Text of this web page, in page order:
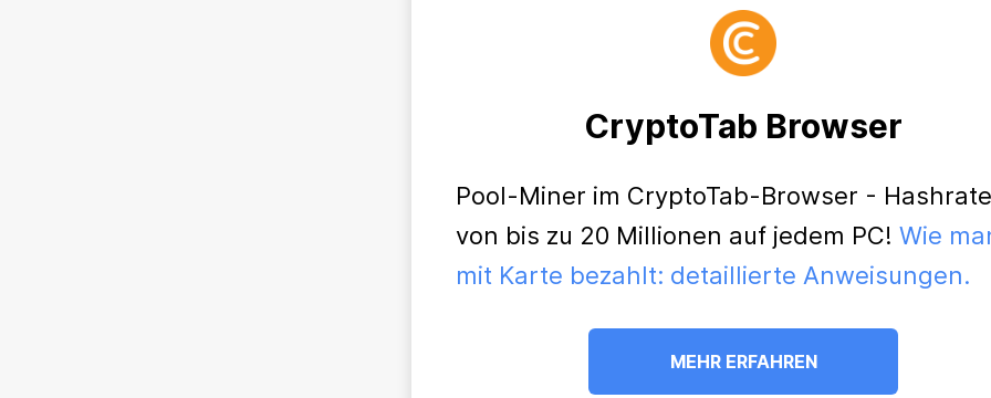
CryptoTab Browser
Pool-Miner im CryptoTab-Browser - Hashrate
von bis zu 20 Millionen auf jedem PC! Wie
mit Karte bezahlt: detaillierte Anweisungen.
MEHR ERFAHREN